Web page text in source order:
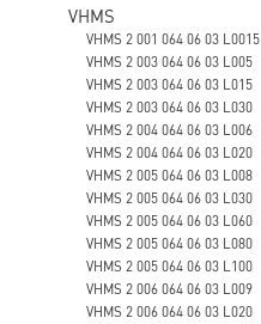
VHMS
VHMS 2 001 064 06 03 L0015
VHMS 2 003 064 06 03 L005
VHMS 2 003 064 06 03 L015
VHMS 2 003 064 06 03 L030
VHMS 2 004 064 06 03 L006
VHMS 2 004 064 06 03 L020
VHMS 2 005 064 06 03 L008
VHMS 2 005 064 06 03 L030
VHMS 2 005 064 06 03 L060
VHMS 2 005 064 06 03 L080
VHMS 2 005 064 06 03 L100
VHMS 2 006 064 06 03 L009
VHMS 2 006 064 06 03 L020